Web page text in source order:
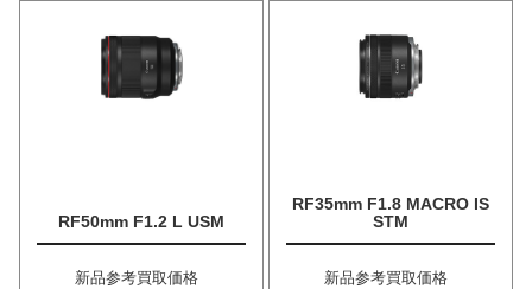
RF50mm F1.2 L USM
新品参考買取価格
RF35mm F1.8 MACRO IS
STM
新品参考買取価格